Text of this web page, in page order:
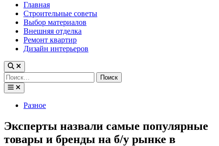
Главная
Строительные советы
Выбор материалов
Внешняя отделка
Ремонт квартир
Дизайн интерьеров
Найти:
PostedРазное
Эксперты назвали самые популярные
товары и бренды на б/у рынке в